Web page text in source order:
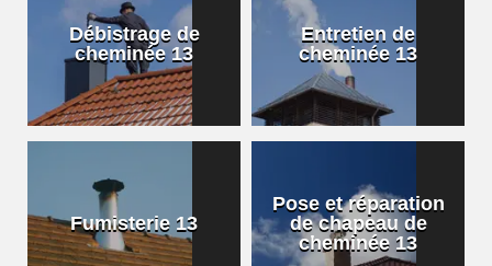
Débistrage de
cheminée 13
Entretien de
cheminée 13
Fumisterie 13
Pose et réparation
de chapeau de
cheminée 13